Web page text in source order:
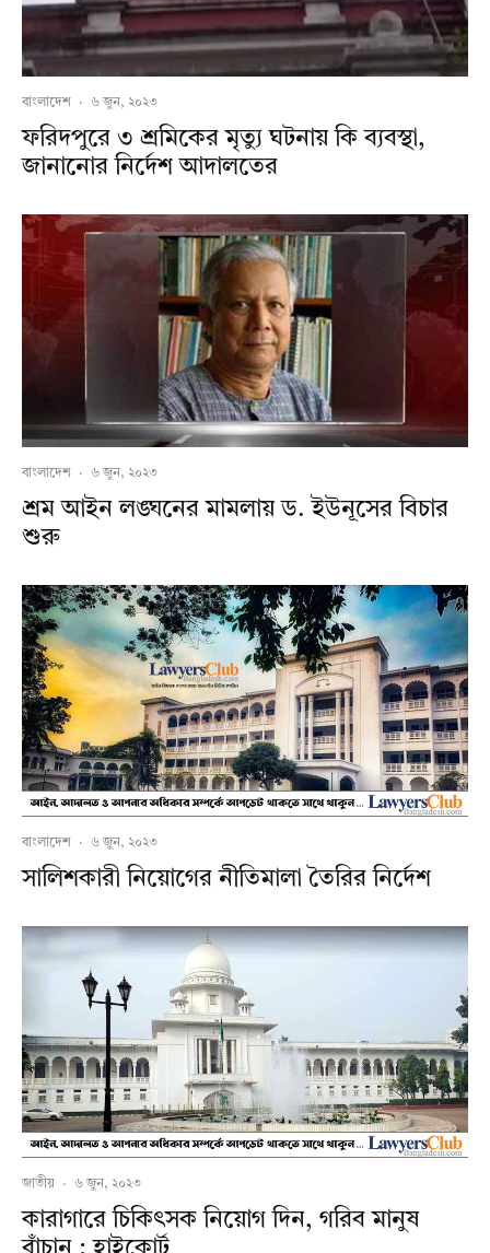
বাংলাদেশ · ৬ জুন, ২০২৩
ফরিদপুরে ৩ শ্রমি‌কের মৃত্যু ঘটনায় কি ব্যবস্থা,
জানানোর নির্দেশ আদালতের
বাংলাদেশ · ৬ জুন, ২০২৩
শ্রম আইন লঙ্ঘনের মামলায় ড. ইউনূসের বিচার
শুরু
বাংলাদেশ · ৬ জুন, ২০২৩
সালিশকারী নিয়োগের নীতিমালা তৈরির নির্দেশ
জাতীয় · ৬ জুন, ২০২৩
কারাগারে চিকিৎসক নিয়োগ দিন, গরিব মানুষ